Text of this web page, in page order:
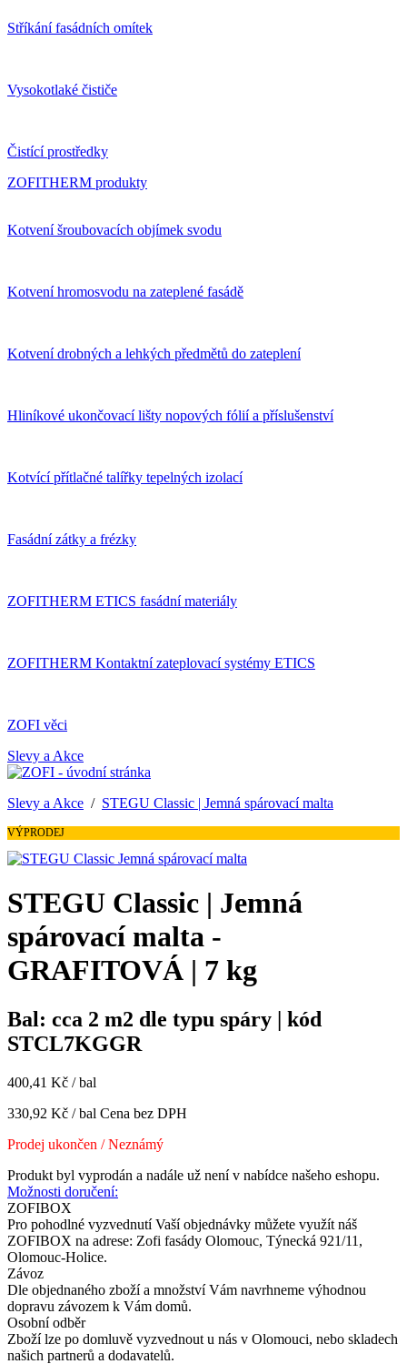
Stříkání fasádních omítek
Vysokotlaké čističe
Čistící prostředky
ZOFITHERM produkty
Kotvení šroubovacích objímek svodu
Kotvení hromosvodu na zateplené fasádě
Kotvení drobných a lehkých předmětů do zateplení
Hliníkové ukončovací lišty nopových fólií a příslušenství
Kotvící přítlačné talířky tepelných izolací
Fasádní zátky a frézky
ZOFITHERM ETICS fasádní materiály
ZOFITHERM Kontaktní zateplovací systémy ETICS
ZOFI věci
Slevy a Akce
Slevy a Akce / STEGU Classic | Jemná spárovací malta
VÝPRODEJ
STEGU Classic | Jemná
spárovací malta -
GRAFITOVÁ | 7 kg
Bal: cca 2 m2 dle typu spáry | kód
STCL7KGGR
400,41 Kč / bal
330,92 Kč / bal Cena bez DPH
Prodej ukončen / Neznámý
Produkt byl vyprodán a nadále už není v nabídce našeho eshopu.
Možnosti doručení:
ZOFIBOX
Pro pohodlné vyzvednutí Vaší objednávky můžete využít náš
ZOFIBOX na adrese: Zofi fasády Olomouc, Týnecká 921/11,
Olomouc-Holice.
Závoz
Dle objednaného zboží a množství Vám navrhneme výhodnou
dopravu závozem k Vám domů.
Osobní odběr
Zboží lze po domluvě vyzvednout u nás v Olomouci, nebo skladech
našich partnerů a dodavatelů.